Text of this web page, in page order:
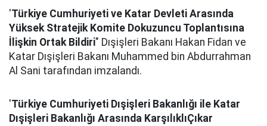
'Türkiye Cumhuriyeti ve Katar Devleti Arasında
Yüksek Stratejik Komite Dokuzuncu Toplantısına
İlişkin Ortak Bildiri" Dışişleri Bakanı Hakan Fidan ve
Katar Dışişleri Bakanı Muhammed bin Abdurrahman
Al Sani tarafından imzalandı.
'Türkiye Cumhuriyeti Dışişleri Bakanlığı ile Katar
Dışişleri Bakanlığı Arasında KarşılıklıÇıkar